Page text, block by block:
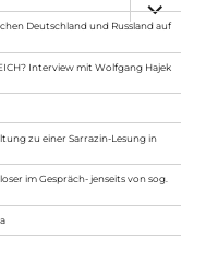
anzeigen
Deutschland und Russland auf
Interview mit Wolfgang Hajek
zu einer Sarrazin-Lesung in
im Gespräch- jenseits von sog.